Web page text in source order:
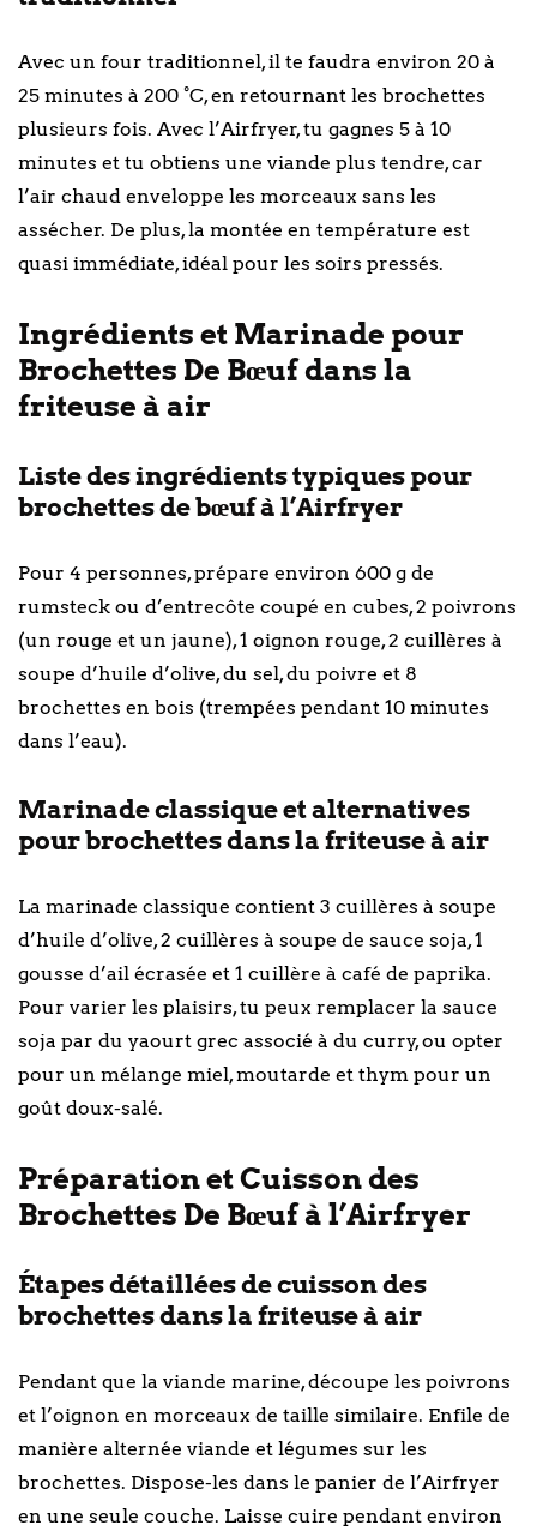
Avec un four traditionnel, il te faudra environ 20 à
25 minutes à 200 °C, en retournant les brochettes
plusieurs fois. Avec l’Airfryer, tu gagnes 5 à 10
minutes et tu obtiens une viande plus tendre, car
l’air chaud enveloppe les morceaux sans les
assécher. De plus, la montée en température est
quasi immédiate, idéal pour les soirs pressés.
Ingrédients et Marinade pour
Brochettes De Bœuf dans la
friteuse à air
Liste des ingrédients typiques pour
brochettes de bœuf à l’Airfryer
Pour 4 personnes, prépare environ 600 g de
rumsteck ou d’entrecôte coupé en cubes, 2 poivrons
(un rouge et un jaune), 1 oignon rouge, 2 cuillères à
soupe d’huile d’olive, du sel, du poivre et 8
brochettes en bois (trempées pendant 10 minutes
dans l’eau).
Marinade classique et alternatives
pour brochettes dans la friteuse à air
La marinade classique contient 3 cuillères à soupe
d’huile d’olive, 2 cuillères à soupe de sauce soja, 1
gousse d’ail écrasée et 1 cuillère à café de paprika.
Pour varier les plaisirs, tu peux remplacer la sauce
soja par du yaourt grec associé à du curry, ou opter
pour un mélange miel, moutarde et thym pour un
goût doux-salé.
Préparation et Cuisson des
Brochettes De Bœuf à l’Airfryer
Étapes détaillées de cuisson des
brochettes dans la friteuse à air
Pendant que la viande marine, découpe les poivrons
et l’oignon en morceaux de taille similaire. Enfile de
manière alternée viande et légumes sur les
brochettes. Dispose-les dans le panier de l’Airfryer
en une seule couche. Laisse cuire pendant environ